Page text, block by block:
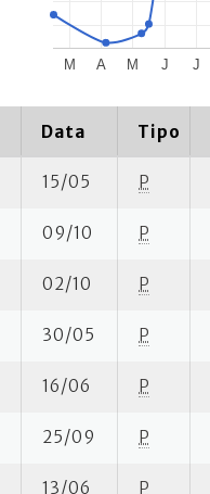
M A M J J
Data Tipo
15/05 P
09/10 P
02/10 P
30/05 P
16/06 P
25/09 P
13/06 P